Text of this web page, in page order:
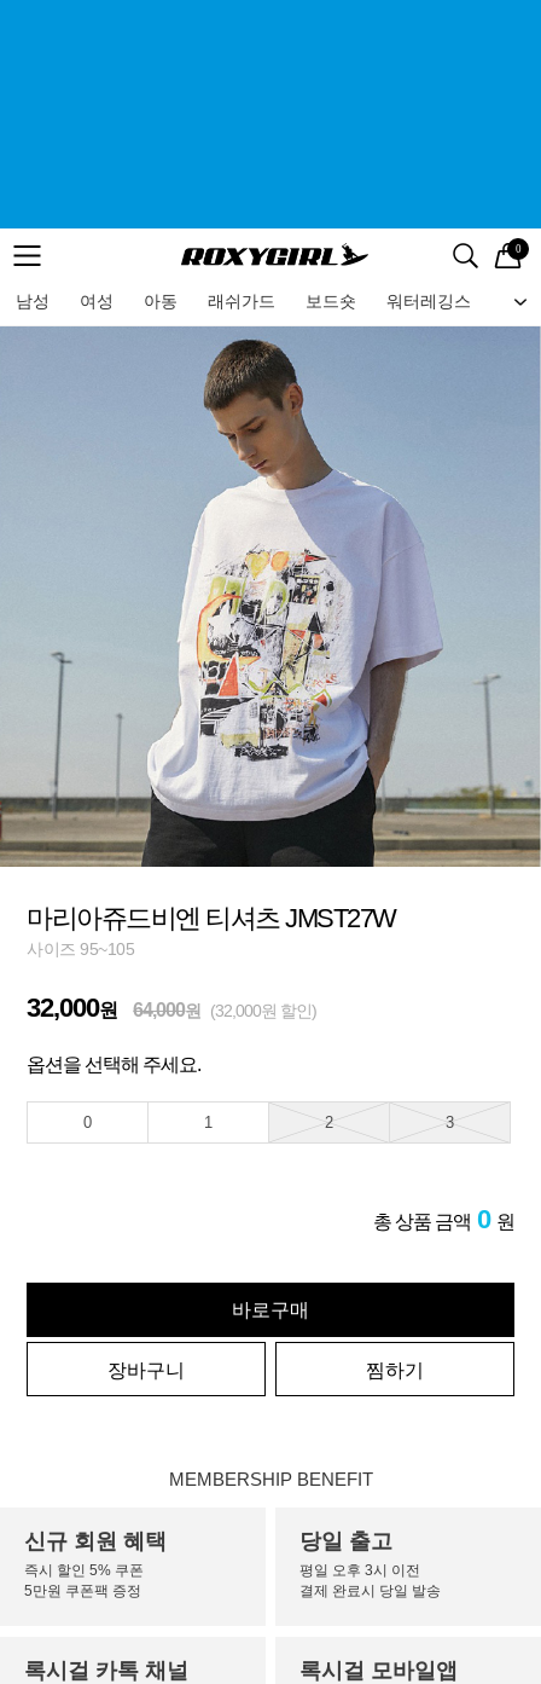
메뉴 검색
로고 0
남성 여성 아동 래쉬가드 보드숏 워터레깅스 비
메뉴
마리아쥬드비엔 티셔츠 JMST27W
사이즈 95~105
32,000원 64,000원 (32,000원 할인)
옵션을 선택해 주세요.
0 1 2 3
총 상품 금액 0 원
바로구매
장바구니 찜하기
MEMBERSHIP BENEFIT
신규 회원 혜택
즉시 할인 5% 쿠폰
5만원 쿠폰팩 증정
당일 출고
평일 오후 3시 이전
결제 완료시 당일 발송
록시걸 카톡 채널 록시걸 모바일앱